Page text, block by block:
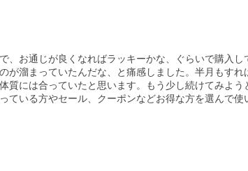
、お通じが良くなればラッキーかな、ぐらいで購入
溜まっていたんだな、と痛感しました。半月もす
には合っていたと思います。もう少し続けてみよう
いる方やセール、クーポンなどお得な方を選んで使